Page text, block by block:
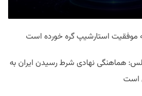
موفقیت استارشیپ گره خورده است
هماهنگی نهادی شرط رسیدن ایران به